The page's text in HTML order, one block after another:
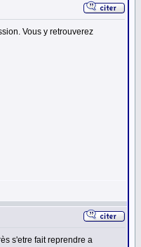
Vous y retrouverez
s'etre fait reprendre a